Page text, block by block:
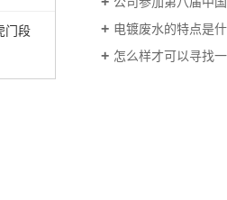
门段
电镀废水的特点是什
怎么样才可以寻找一家